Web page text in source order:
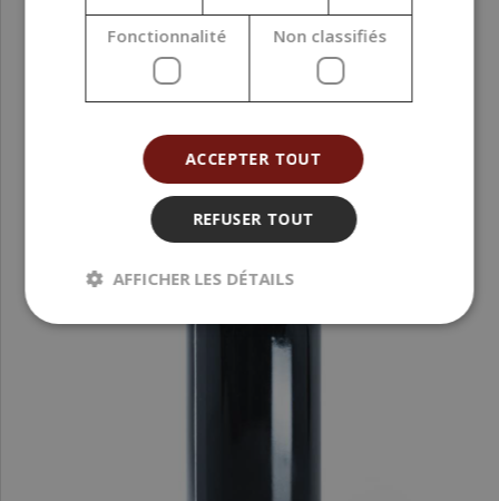
49,34 €
(0,45 € / pcs)
Fonctionnalité Non classifiés
ACCEPTER TOUT
REFUSER TOUT
AFFICHER LES DÉTAILS